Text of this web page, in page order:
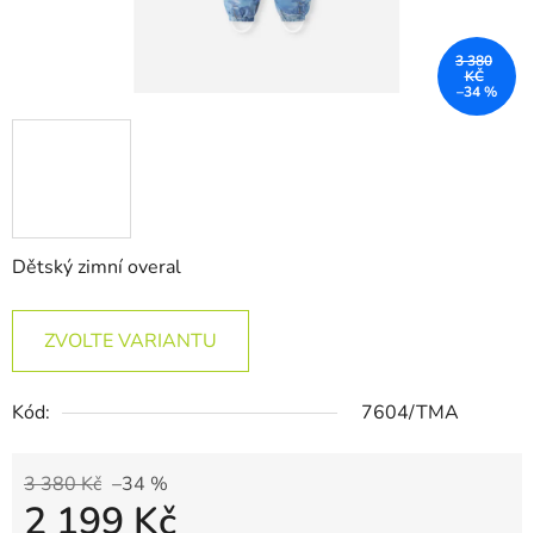
Dětský zimní overal
ZVOLTE VARIANTU
Kód: 7604/TMA
3 380 Kč –34 %
2 199 Kč
3 380
KČ
–34 %